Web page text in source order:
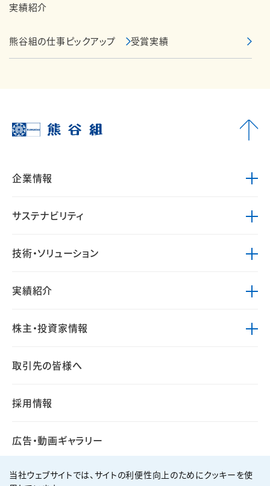
実績紹介
熊谷組の仕事ピックアップ 受賞実績
企業情報
サステナビリティ
技術・ソリューション
実績紹介
株主・投資家情報
取引先の皆様へ
採用情報
広告・動画ギャラリー
当社ウェブサイトでは、サイトの利便性向上のためにクッキーを使